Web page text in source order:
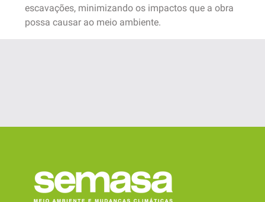
escavações, minimizando os impactos que a obra
possa causar ao meio ambiente.